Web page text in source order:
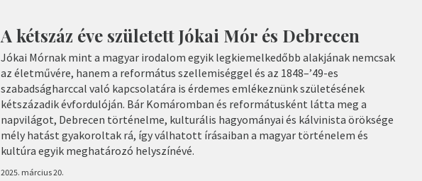
A kétszáz éve született Jókai Mór és Debrecen
Jókai Mórnak mint a magyar irodalom egyik legkiemelkedőbb alakjának nemcsak
az életművére, hanem a református szellemiséggel és az 1848–’49-es
szabadságharccal való kapcsolatára is érdemes emlékeznünk születésének
kétszázadik évfordulóján. Bár Komáromban és reformátusként látta meg a
napvilágot, Debrecen történelme, kulturális hagyományai és kálvinista öröksége
mély hatást gyakoroltak rá, így válhatott írásaiban a magyar történelem és
kultúra egyik meghatározó helyszínévé.
2025. március 20.